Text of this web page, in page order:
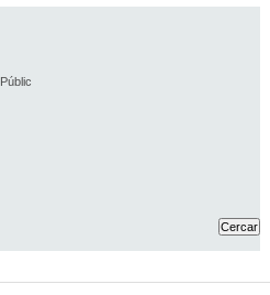
Públic